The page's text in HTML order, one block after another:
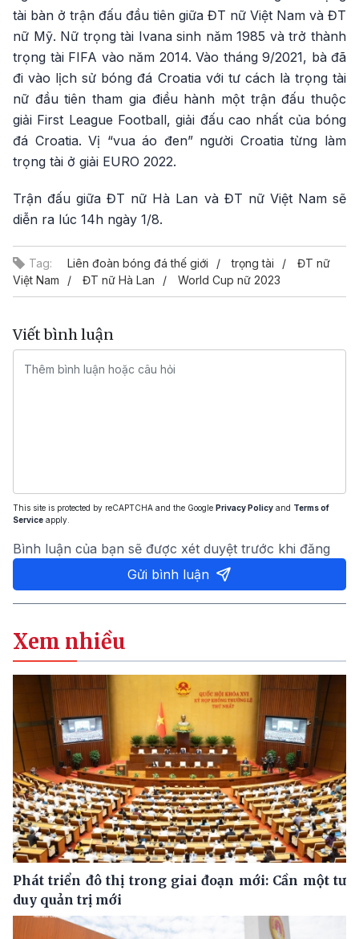
tài bàn ở trận đấu đầu tiên giữa ĐT nữ Việt Nam và ĐT
nữ Mỹ. Nữ trọng tài Ivana sinh năm 1985 và trở thành
trọng tài FIFA vào năm 2014. Vào tháng 9/2021, bà đã
đi vào lịch sử bóng đá Croatia với tư cách là trọng tài
nữ đầu tiên tham gia điều hành một trận đấu thuộc
giải First League Football, giải đấu cao nhất của bóng
đá Croatia. Vị “vua áo đen” người Croatia từng làm
trọng tài ở giải EURO 2022.
Trận đấu giữa ĐT nữ Hà Lan và ĐT nữ Việt Nam sẽ
diễn ra lúc 14h ngày 1/8.
Tag: Liên đoàn bóng đá thế giới trọng tài
ĐT nữ
Việt Nam
ĐT nữ Hà Lan World Cup nữ 2023
Viết bình luận
This site is protected by reCAPTCHA and the Google Privacy Policy and Terms of
Service apply.
Bình luận của bạn sẽ được xét duyệt trước khi đăng
Gửi bình luận
Xem nhiều
Phát triển đô thị trong giai đoạn mới: Cần một tư
duy quản trị mới